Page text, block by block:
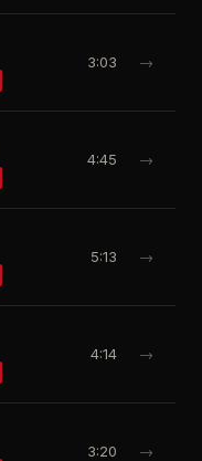
3:03 →
4:45 →
5:13 →
4:14 →
3:20 →